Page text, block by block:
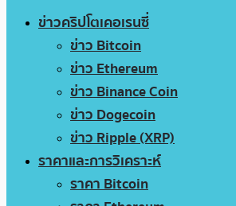
ข่าวคริปโตเคอเรนซี่
ข่าว Bitcoin
ข่าว Ethereum
ข่าว Binance Coin
ข่าว Dogecoin
ข่าว Ripple (XRP)
ราคาและการวิเคราะห์
ราคา Bitcoin